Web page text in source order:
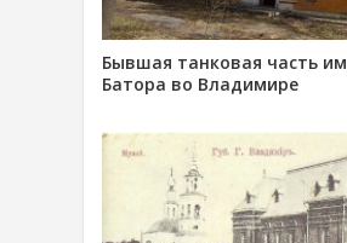
Бывшая танковая часть
Батора во Владимире